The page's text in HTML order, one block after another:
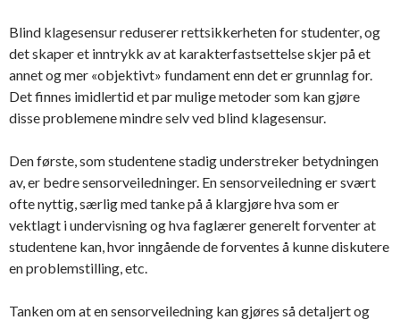
Blind klagesensur reduserer rettsikkerheten for studenter, og
det skaper et inntrykk av at karakterfastsettelse skjer på et
annet og mer «objektivt» fundament enn det er grunnlag for.
Det finnes imidlertid et par mulige metoder som kan gjøre
disse problemene mindre selv ved blind klagesensur.
Den første, som studentene stadig understreker betydningen
av, er bedre sensorveiledninger. En sensorveiledning er svært
ofte nyttig, særlig med tanke på å klargjøre hva som er
vektlagt i undervisning og hva faglærer generelt forventer at
studentene kan, hvor inngående de forventes å kunne diskutere
en problemstilling, etc.
Tanken om at en sensorveiledning kan gjøres så detaljert og